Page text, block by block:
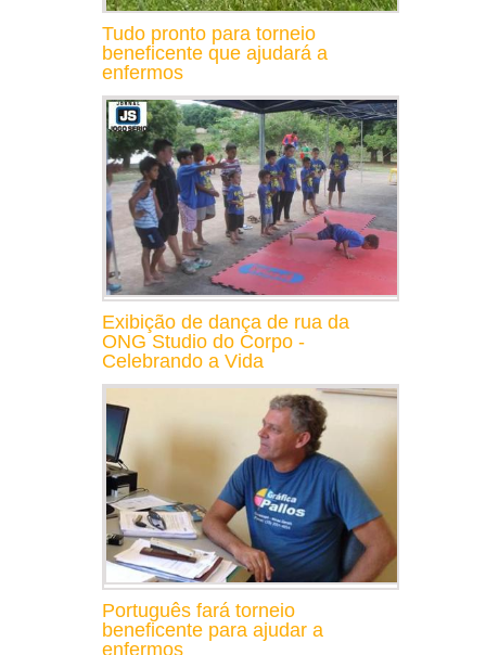
Tudo pronto para torneio
beneficente que ajudará a
enfermos
Exibição de dança de rua da
ONG Studio do Corpo -
Celebrando a Vida
Português fará torneio
beneficente para ajudar a
enfermos